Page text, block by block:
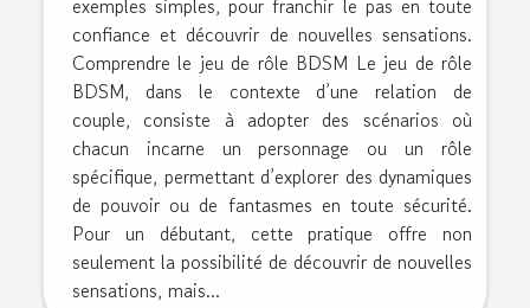
confiance et découvrir de nouvelles sensations.
Comprendre le jeu de rôle BDSM Le jeu de rôle
BDSM, dans le contexte d’une relation de
couple, consiste à adopter des scénarios où
chacun incarne un personnage ou un rôle
spécifique, permettant d’explorer des dynamiques
de pouvoir ou de fantasmes en toute sécurité.
Pour un débutant, cette pratique offre non
seulement la possibilité de découvrir de nouvelles
sensations, mais...